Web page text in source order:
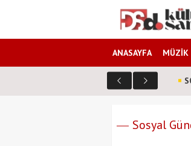
ANASAYFA MÜZİK
Sosyal